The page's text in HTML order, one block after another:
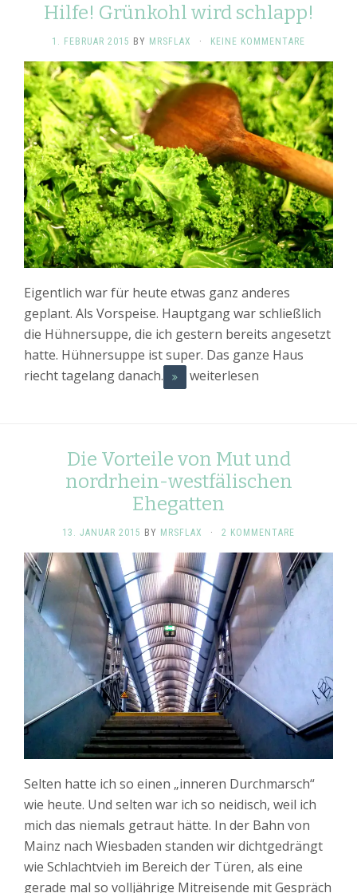
Hilfe! Grünkohl wird schlapp!
1. FEBRUAR 2015 BY MRSFLAX · KEINE KOMMENTARE
Eigentlich war für heute etwas ganz anderes
geplant. Als Vorspeise. Hauptgang war schließlich
die Hühnersuppe, die ich gestern bereits angesetzt
hatte. Hühnersuppe ist super. Das ganze Haus
riecht tagelang danach.
weiterlesen
Die Vorteile von Mut und
nordrhein-westfälischen
Ehegatten
13. JANUAR 2015 BY MRSFLAX · 2 KOMMENTARE
Selten hatte ich so einen „inneren Durchmarsch“
wie heute. Und selten war ich so neidisch, weil ich
mich das niemals getraut hätte. In der Bahn von
Mainz nach Wiesbaden standen wir dichtgedrängt
wie Schlachtvieh im Bereich der Türen, als eine
gerade mal so volljährige Mitreisende mit Gespräch